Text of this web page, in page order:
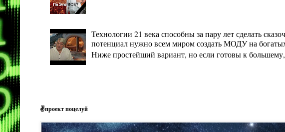
Технологии 21 века способны за пару лет сделать
потенциал нужно всем миром создать МОДУ на
Ниже простейший вариант, но если готовы к
✌проект поцелуй